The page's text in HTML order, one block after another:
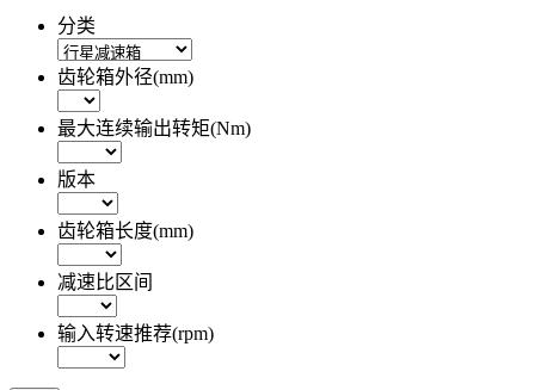
分类
齿轮箱外径(mm)
最大连续输出转矩(Nm)
版本
齿轮箱长度(mm)
减速比区间
输入转速推荐(rpm)